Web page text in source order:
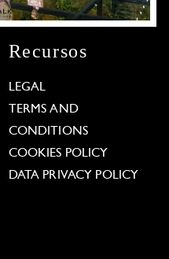
Recursos
LEGAL
TERMS AND
CONDITIONS
COOKIES POLICY
DATA PRIVACY POLICY